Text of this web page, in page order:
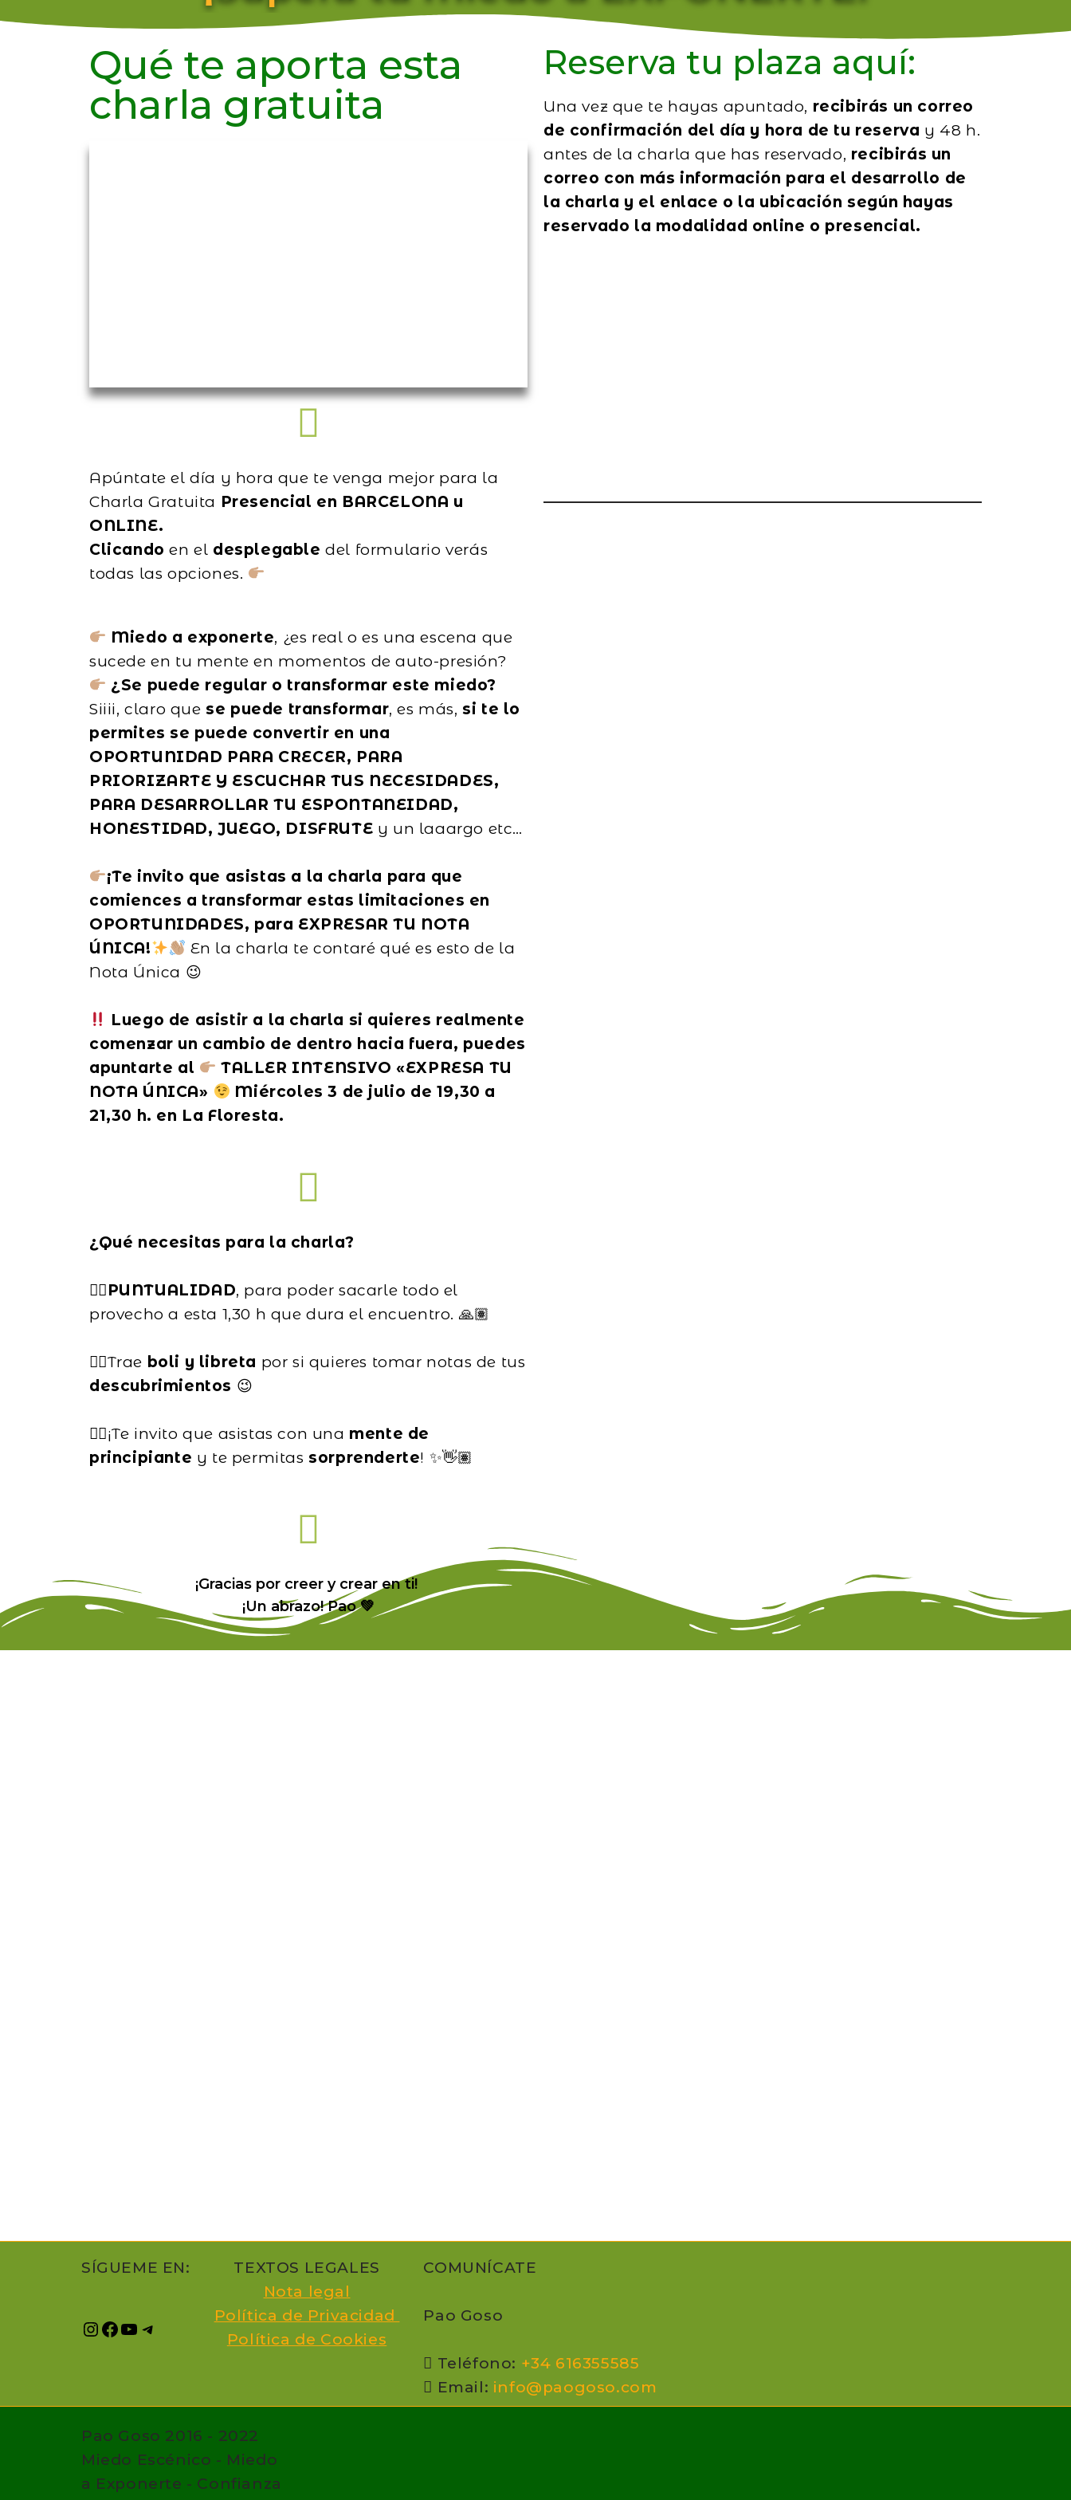
Qué te aporta esta
charla gratuita
Apúntate el día y hora que te venga mejor para la
Charla Gratuita Presencial en BARCELONA u
ONLINE.
Clicandoen el desplegable del formulario verás
todas las opciones.
Miedo a exponerte, ¿es real o es una escena que
sucede en tu mente en momentos de auto-presión?
¿Se puede regular o transformar este miedo?
Siiii, claro que se puede transformar, es más, si te lo
permites se puede convertir en una
OPORTUNIDAD PARA CRECER, PARA
PRIORIZARTE Y ESCUCHAR TUS NECESIDADES,
PARA DESARROLLAR TU ESPONTANEIDAD,
HONESTIDAD, JUEGO, DISFRUTE y un laaargo etc…
¡Te invito que asistas a la charla para que
comiences a transformar estas limitaciones en
OPORTUNIDADES, para EXPRESAR TU NOTA
ÚNICA!
En la charla te contaré qué es esto de la
Nota Única 😉
Luego de asistir a la charla si quieres realmente
comenzar un cambio de dentro hacia fuera, puedes
apuntarte al
TALLER INTENSIVO «EXPRESA TU
NOTA ÚNICA»
Miércoles 3 de julio de 19,30 a
21,30 h. en La Floresta.
¿Qué necesitas para la charla?
👉🏽PUNTUALIDAD, para poder sacarle todo el
provecho a esta 1,30 h que dura el encuentro. 🙏🏽
👉🏽Trae boli y libreta por si quieres tomar notas de tus
descubrimientos 😉
👉🏽¡Te invito que asistas con una mente de
principiante y te permitas sorprenderte! ✨👋🏽
¡Gracias por creer y crear en ti!
¡Un abrazo! Pao 💚
Reserva tu plaza aquí:
Una vez que te hayas apuntado, recibirás un correo
de confirmación del día y hora de tu reserva y 48 h.
antes de la charla que has reservado, recibirás un
correo con más información para el desarrollo de
la charla y el enlace o la ubicación según hayas
reservado la modalidad online o presencial.
SÍGUEME EN:
TEXTOS LEGALES
Nota legal
Política de Privacidad
Política de Cookies
COMUNÍCATE
Pao Goso
Teléfono: +34 616355585
Email: info@paogoso.com
Pao Goso 2016 - 2022
Miedo Escénico - Miedo
a Exponerte - Confianza